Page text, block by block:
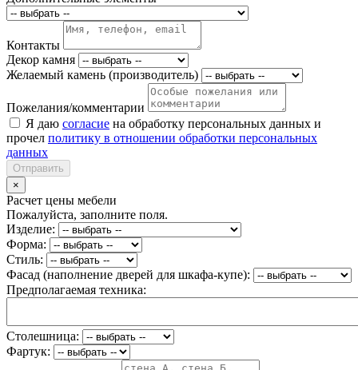
Контакты
Декор камня
Желаемый камень (производитель)
Пожелания/комментарии
Я даю согласие на обработку персональных данных и
прочел политику в отношении обработки персональных
данных
Отправить
×
Расчет цены мебели
Пожалуйста, заполните поля.
Изделие:
Форма:
Стиль:
Фасад (наполнение дверей для шкафа-купе):
Предполагаемая техника:
Столешница:
Фартук: